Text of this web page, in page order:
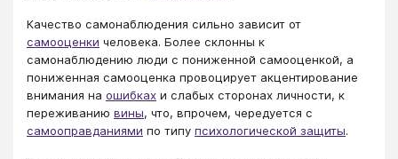
Качество самонаблюдения сильно зависит от
самооценки человека. Более склонны к
самонаблюдению люди с пониженной самооценкой, а
пониженная самооценка провоцирует акцентирование
внимания на ошибках и слабых сторонах личности, к
переживанию вины, что, впрочем, чередуется с
самооправданиями по типу психологической защиты.